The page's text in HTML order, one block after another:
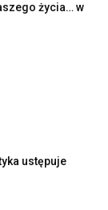
życia… w
ustępuje